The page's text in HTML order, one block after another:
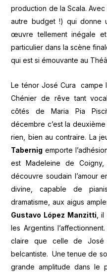
production de la Scala.
autre budget !) qui donne
œuvre tellement inégale
particulier dans la scène
qui est si émouvante au
Le ténor José Cura campe
Chénier de rêve tant
côtés de Maria Pia
décembre c’est la
rien, bien au contraire. La
Tabernig emporte
est Madeleine de
découvre soudain l’amour
divine, capable de
dramatisme, aux aigus
Gustavo López Manzitti, il
les Argentins
claire que celle de José
belcantiste. Une tenue de
grande amplitude dans le